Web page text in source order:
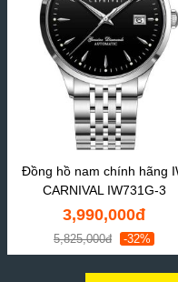
Đồng hồ nam chính hãng
CARNIVAL IW731G-3
3,990,000đ
5,825,000đ -32%